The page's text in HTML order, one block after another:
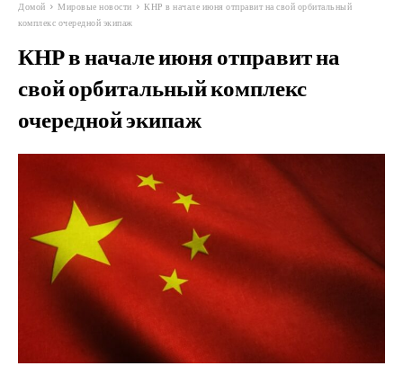
Домой Мировые новости
КНР в начале июня отправит на свой орбитальный
комплекс очередной экипаж
КНР в начале июня отправит на
свой орбитальный комплекс
очередной экипаж